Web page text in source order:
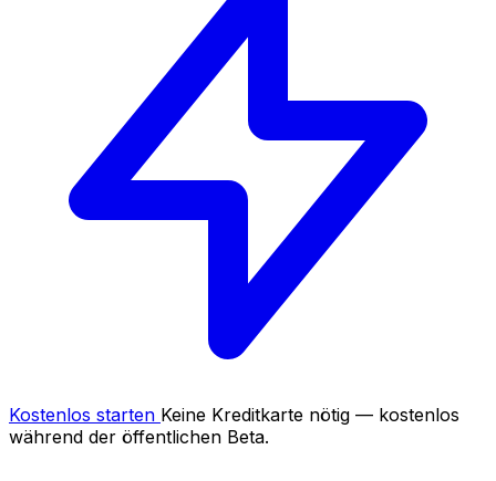
Kostenlos starten Keine Kreditkarte nötig — kostenlos
während der öffentlichen Beta.